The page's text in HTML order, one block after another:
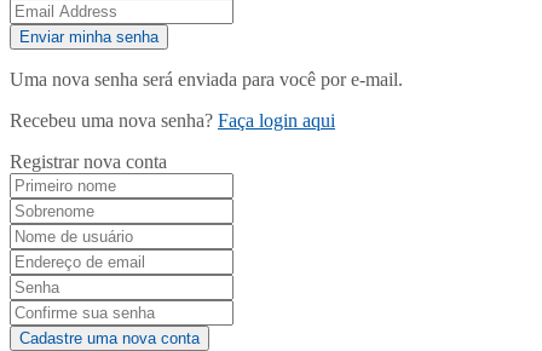
Uma nova senha será enviada para você por e-mail.
Recebeu uma nova senha? Faça login aqui
Registrar nova conta